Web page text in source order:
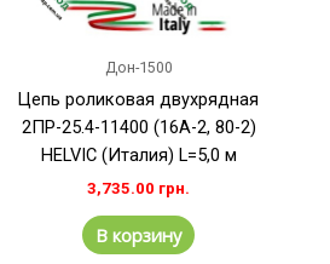
Дон-1500
Цепь роликовая двухрядная
2ПР-25.4-11400 (16A-2, 80-2)
HELVIC (Италия) L=5,0 м
3,735.00 грн.
В корзину